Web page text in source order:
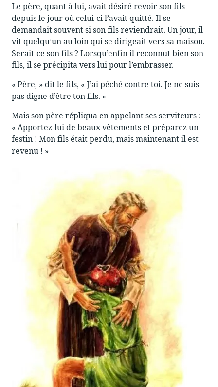
Le père, quant à lui, avait désiré revoir son fils
depuis le jour où celui-ci l’avait quitté. Il se
demandait souvent si son fils reviendrait. Un jour, il
vit quelqu’un au loin qui se dirigeait vers sa maison.
Serait-ce son fils ? Lorsqu’enfin il reconnut bien son
fils, il se précipita vers lui pour l’embrasser.
« Père, » dit le fils, « J’ai péché contre toi. Je ne suis
pas digne d’être ton fils. »
Mais son père répliqua en appelant ses serviteurs :
« Apportez-lui de beaux vêtements et préparez un
festin ! Mon fils était perdu, mais maintenant il est
revenu ! »